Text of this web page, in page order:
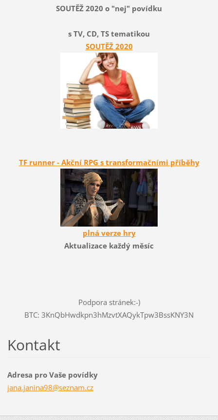
SOUTĚŽ 2020 o "nej" povídku
s TV, CD, TS tematikou
SOUTĚŽ 2020
TF runner - Akční RPG s transformačními příběhy
plná verze hry
Aktualizace každý měsíc
Podpora stránek:-)
BTC: 3KnQbHwdkpn3hMzvtXAQykTpw3BssKNY3N
Kontakt
Adresa pro Vaše povídky
jana.janina98@seznam.cz